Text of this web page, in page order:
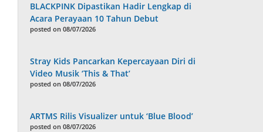
BLACKPINK Dipastikan Hadir Lengkap di
Acara Perayaan 10 Tahun Debut
posted on 08/07/2026
Stray Kids Pancarkan Kepercayaan Diri di
Video Musik ‘This & That’
posted on 08/07/2026
ARTMS Rilis Visualizer untuk ‘Blue Blood’
posted on 08/07/2026